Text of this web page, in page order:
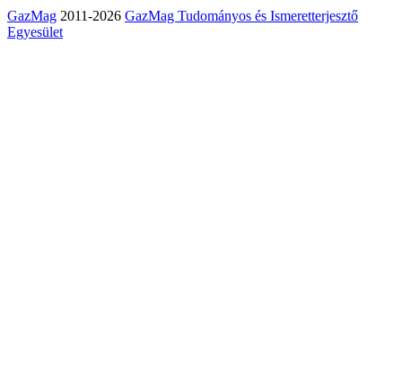
GazMag 2011-2026 GazMag Tudományos és Ismeretterjesztő
Egyesület